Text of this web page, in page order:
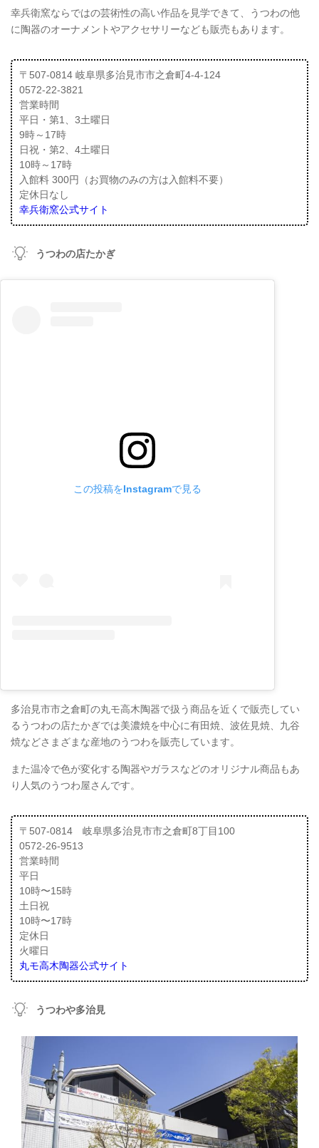
幸兵衛窯ならではの芸術性の高い作品を見学できて、うつわの他
に陶器のオーナメントやアクセサリーなども販売もあります。
〒507-0814 岐阜県多治見市市之倉町4-4-124
0572-22-3821
営業時間
平日・第1、3土曜日
9時～17時
日祝・第2、4土曜日
10時～17時
入館料 300円（お買物のみの方は入館料不要）
定休日なし
幸兵衛窯公式サイト
うつわの店たかぎ
この投稿をInstagramで見る
多治見市市之倉町の丸モ高木陶器で扱う商品を近くで販売してい
るうつわの店たかぎでは美濃焼を中心に有田焼、波佐見焼、九谷
焼などさまざまな産地のうつわを販売しています。
また温冷で色が変化する陶器やガラスなどのオリジナル商品もあ
り人気のうつわ屋さんです。
〒507-0814 岐阜県多治見市市之倉町8丁目100
0572-26-9513
営業時間
平日
10時〜15時
土日祝
10時〜17時
定休日
火曜日
丸モ高木陶器公式サイト
うつわや多治見